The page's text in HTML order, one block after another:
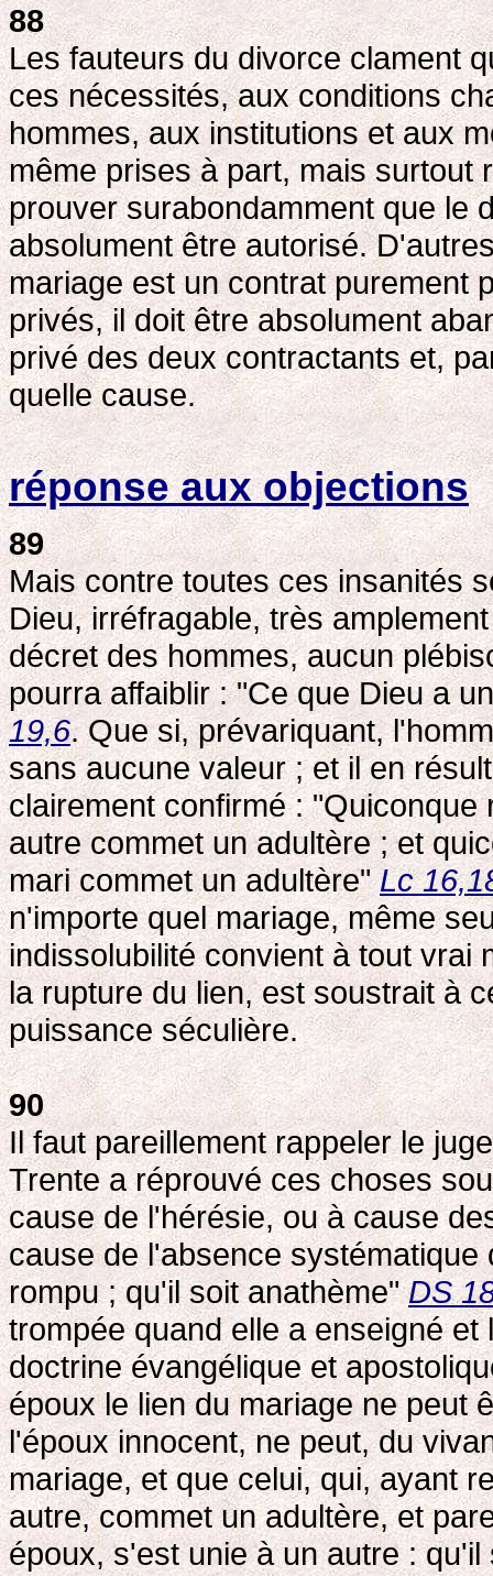
88
Les fauteurs du divorce clament
ces nécessités, aux conditions
hommes, aux institutions et aux
même prises à part, mais surtout
prouver surabondamment que le
absolument être autorisé.
mariage est un contrat purement
privés, il doit être absolument
privé des deux contractants et,
quelle cause.
réponse aux objections
89
Mais contre toutes ces insanités
Dieu, irréfragable, très
décret des hommes, aucun
pourra affaiblir : "Ce que Dieu a
19,6. Que si, prévariquant,
sans aucune valeur ; et il en
clairement confirmé :
autre commet un adultère ; et
mari commet un adultère"Lc
n'importe quel mariage, même
indissolubilité convient à tout vrai
la rupture du lien, est soustrait à
puissance séculière.
90
Il faut pareillement rappeler le
Trente a réprouvé ces choses
cause de l'hérésie, ou à cause
cause de l'absence
rompu ; qu'il soit anathème"DS
trompée quand elle a enseigné
doctrine évangélique et
époux le lien du mariage ne peut
l'époux innocent, ne peut, du
mariage, et que celui, qui, ayant
autre, commet un adultère, et
époux, s'est unie à un autre :